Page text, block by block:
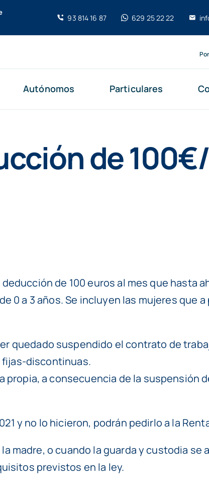
93 814 16 87 629 25 22 22
Autónomos Particulares
de
de 100 euros al mes que hasta
0 a 3 años. Se incluyen las mujeres que
quedado suspendido el contrato de
fijas-discontinuas.
a consecuencia de la suspensión
y no lo hicieron, podrán pedirlo a la
madre, o cuando la guarda y custodia se
previstos en la ley.